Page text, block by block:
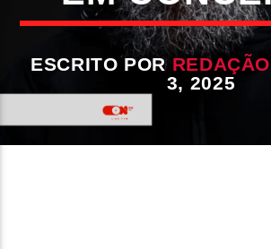
ESCRITO POR REDAÇÃO
3, 2025